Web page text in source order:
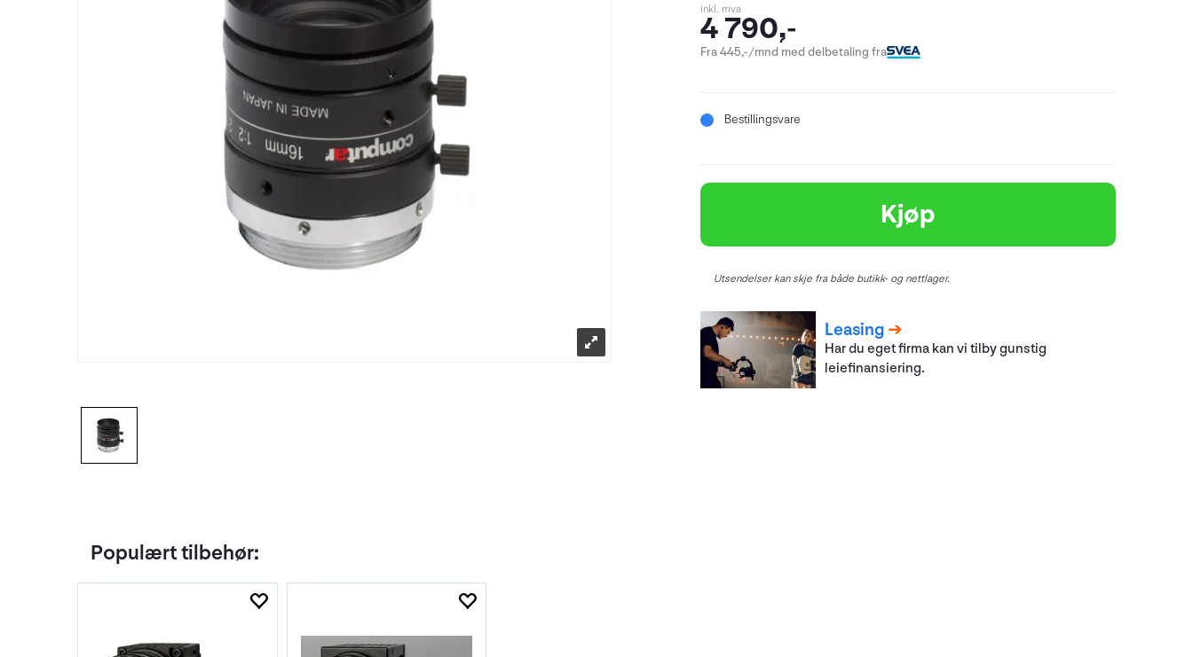
inkl. mva
4 790,-
Fra 445,-/mnd med delbetaling fra
Bestillingsvare
Kjøp
Utsendelser kan skje fra både butikk- og nettlager.
Leasing
Har du eget firma kan vi tilby gunstig
leiefinansiering.
Populært tilbehør: